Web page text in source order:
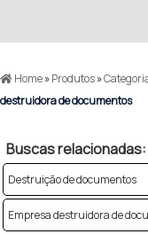
Home»Produtos»
destruidora de documentos
Buscas relacionadas:
Destruição de documentos
Empresa destruidora de